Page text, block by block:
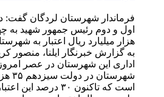
فرماندار شهرستان لردگان
هزار میلیارد ریال اعتبار به
به گزارش خبرنگار ایلنا، منصور
اداری این شهرستان در عصر
است که تاکنون ۳۰